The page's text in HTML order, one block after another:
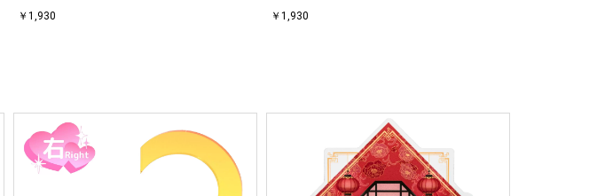
￥1,930 ￥1,930